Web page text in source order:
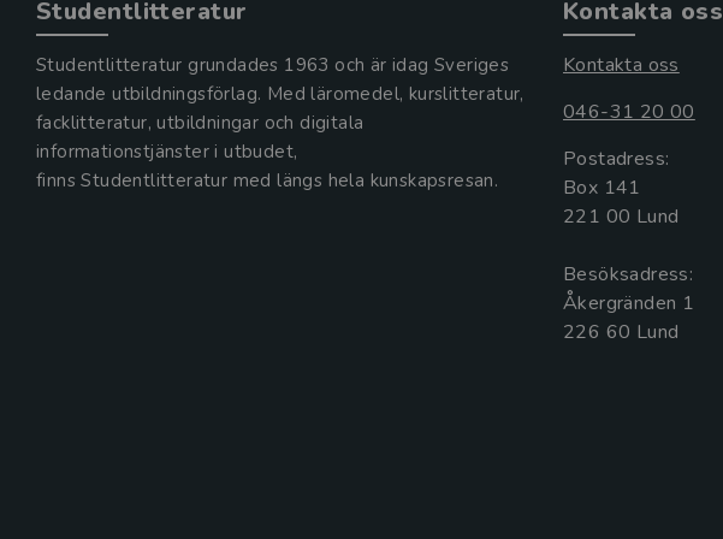
Studentlitteratur
Studentlitteratur grundades 1963 och är idag Sveriges
ledande utbildningsförlag. Med läromedel, kurslitteratur,
facklitteratur, utbildningar och digitala
informationstjänster i utbudet,
finns Studentlitteratur med längs hela kunskapsresan.
Kontakta oss
Kontakta oss
046-31 20 00
Postadress:
Box 141
221 00 Lund
Besöksadress:
Åkergränden 1